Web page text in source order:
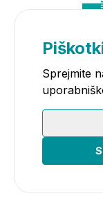
Sprejmite